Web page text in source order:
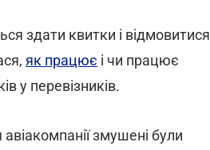
здати квитки і відмовитися
як працює і чи працює
у перевізників.
змушені були